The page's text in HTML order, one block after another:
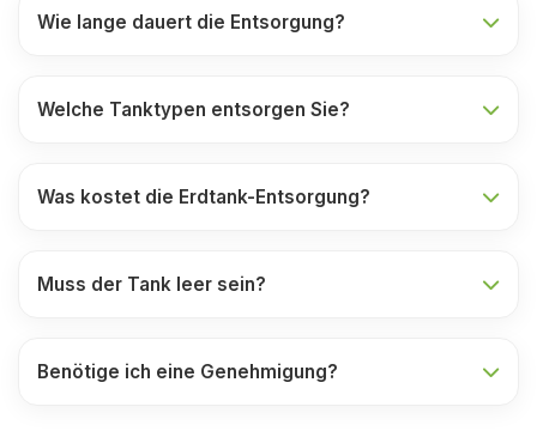
Wie lange dauert die Entsorgung?
Welche Tanktypen entsorgen Sie?
Was kostet die Erdtank-Entsorgung?
Muss der Tank leer sein?
Benötige ich eine Genehmigung?